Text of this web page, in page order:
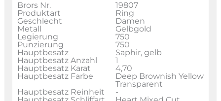
Brors Nr.
19807
Produktart
Ring
Geschlecht
Damen
Metall
Gelbgold
Legierung
750
Punzierung
750
Hauptbesatz
Saphir, gelb
Hauptbesatz Anzahl
1
Hauptbesatz Karat
4,70
Hauptbesatz Farbe
Deep Brownish Yellow
Transparent
Hauptbesatz Reinheit
-